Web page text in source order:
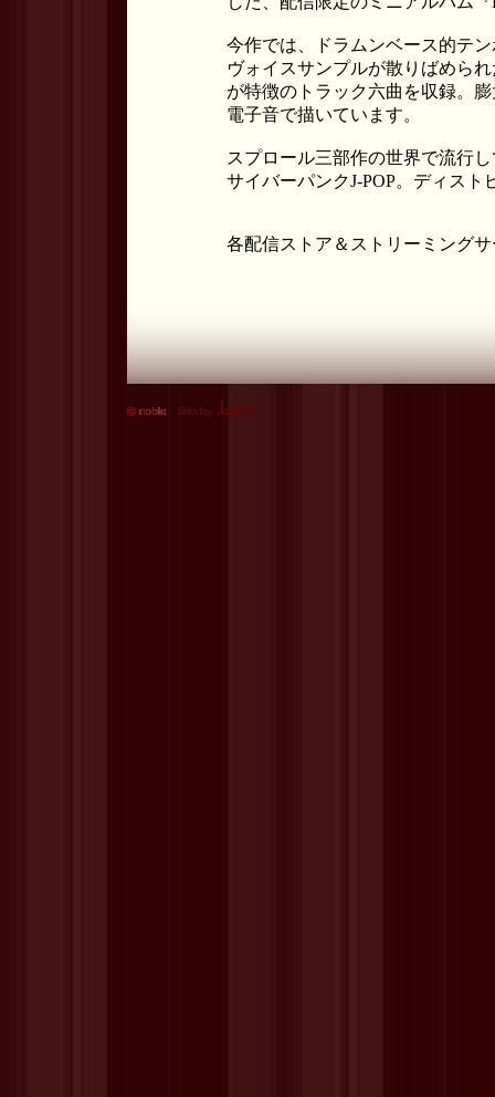
今作では、ドラムンベース的テ
ヴォイスサンプルが散りばめら
が特徴のトラック六曲を収録。
電子音で描いています。
スプロール三部作の世界で流行
サイバーパンクJ-POP。ディス
各配信ストア＆ストリーミング